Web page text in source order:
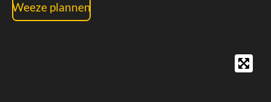
Weeze plannen